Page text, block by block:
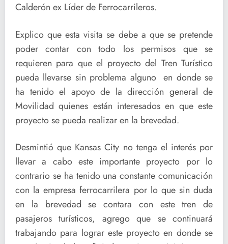
Calderón ex Líder de Ferrocarrileros.
Explico que esta visita se debe a que se pretende
poder contar con todo los permisos que se
requieren para que el proyecto del Tren Turístico
pueda llevarse sin problema alguno en donde se
ha tenido el apoyo de la dirección general de
Movilidad quienes están interesados en que este
proyecto se pueda realizar en la brevedad.
Desmintió que Kansas City no tenga el interés por
llevar a cabo este importante proyecto por lo
contrario se ha tenido una constante comunicación
con la empresa ferrocarrilera por lo que sin duda
en la brevedad se contara con este tren de
pasajeros turísticos, agrego que se continuará
trabajando para lograr este proyecto en donde se